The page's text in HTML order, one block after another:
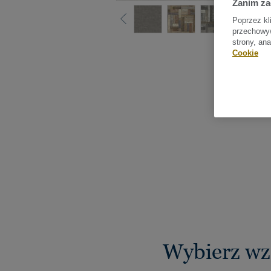
Wybierz
Zanim
Poprzez
strony,
Cookie